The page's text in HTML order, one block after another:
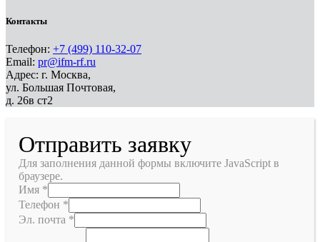
Контакты
Телефон: +7 (499) 110-32-07
Email: pr@ifm-rf.ru
Адрес: г. Москва,
ул. Большая Почтовая,
д. 26в ст2
Отправить заявку
Для заполнения данной формы включите JavaScript в
браузере.
Имя *
Телефон *
Эл. почта *